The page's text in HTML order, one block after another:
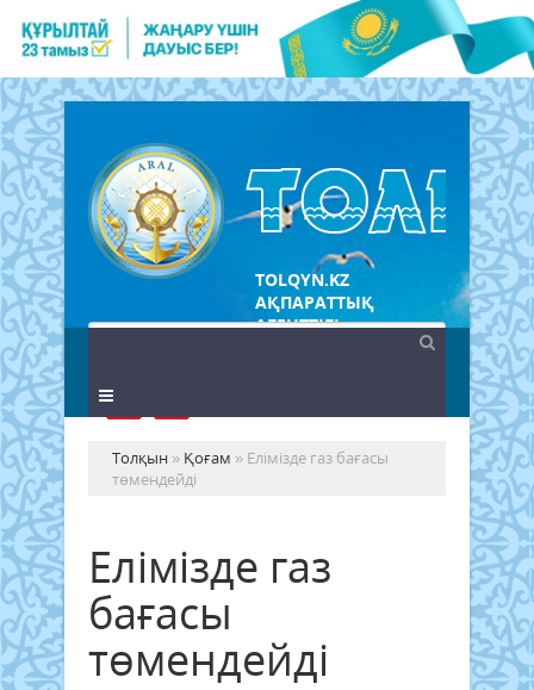
TOLQYN.KZ
АҚПАРАТТЫҚ
АГЕНТТІГІ
Толқын » Қоғам » Елімізде газ бағасы
төмендейді
Елімізде газ
бағасы
төмендейді